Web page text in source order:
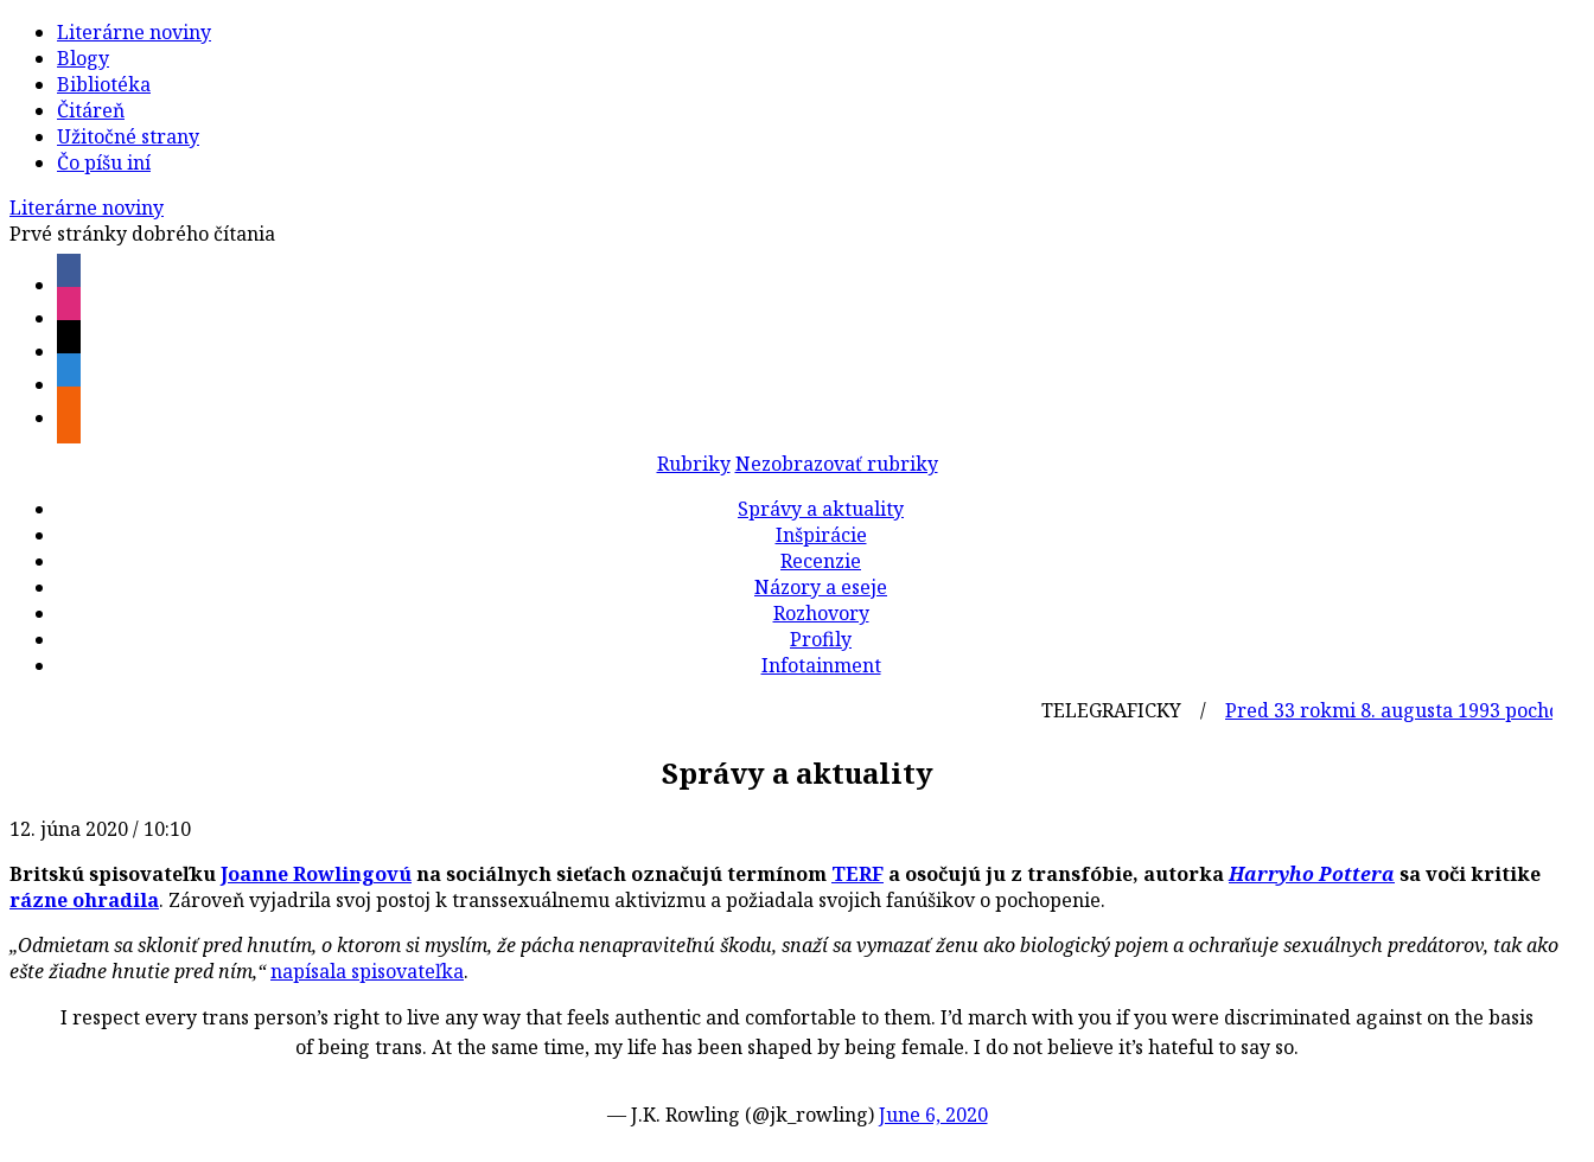
Literárne noviny
Blogy
Bibliotéka
Čitáreň
Užitočné strany
Čo píšu iní
Literárne noviny
Prvé stránky dobrého čítania
Rubriky Nezobrazovať rubriky
Správy a aktuality
Inšpirácie
Recenzie
Názory a eseje
Rozhovory
Profily
Infotainment
TELEGRAFICKY /Pred 33 rokmi 8. augusta 1993 pochovali na
Správy a aktuality
12. júna 2020 / 10:10
Britskú spisovateľkuJoanne Rowlingovúna sociálnych sieťach označujú termínom TERF a osočujú ju z transfóbie, autorkaHarryho Pottera sa voči kritike
rázne ohradila. Zároveň vyjadrila svoj postoj k transsexuálnemu aktivizmu a požiadala svojich fanúšikov o pochopenie.
„Odmietam sa skloniť pred hnutím, o ktorom si myslím, že pácha nenapraviteľnú škodu, snaží sa vymazať ženu ako biologický pojem a ochraňuje sexuálnych predátorov, tak ako
ešte žiadne hnutie pred ním,“napísala spisovateľka.
I respect every trans person’s right to live any way that feels authentic and comfortable to them. I’d march with you if you were discriminated against on the basis
of being trans. At the same time, my life has been shaped by being female. I do not believe it’s hateful to say so.
— J.K. Rowling (@jk_rowling)June 6, 2020